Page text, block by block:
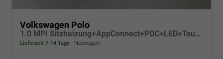
Volkswagen Polo
1.0 MPI Sitzheizung+AppConnect+PDC+LED+Touch+Lichtsensor+MultiLenkrad
Lieferzeit 7-14 Tage Neuwagen